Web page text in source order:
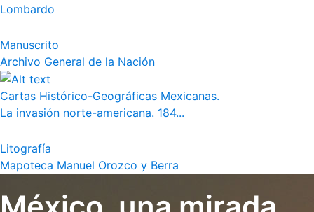
Lombardo
Manuscrito
Archivo General de la Nación
Cartas Histórico-Geográficas Mexicanas.
La invasión norte-americana. 184...
Litografía
Mapoteca Manuel Orozco y Berra